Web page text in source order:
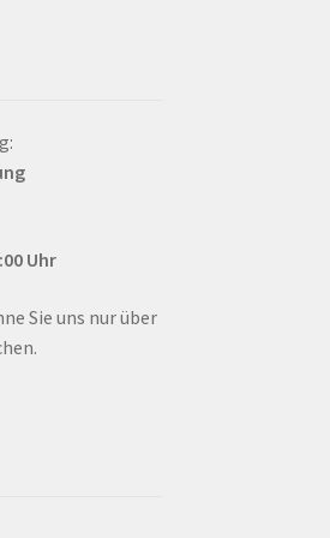
Uhr
Sie uns nur über